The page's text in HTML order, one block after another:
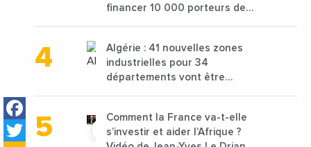
Facebook
Twitter
financer 10 000 porteurs de
Algérie : 41 nouvelles zones
industrielles pour 34
départements vont être
Comment la France va-t-elle
s’investir et aider l’Afrique ?